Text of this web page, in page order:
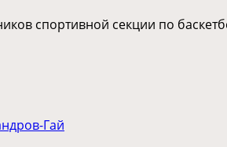
спортивной секции по
Гай